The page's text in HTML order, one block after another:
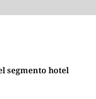
segmento hotel